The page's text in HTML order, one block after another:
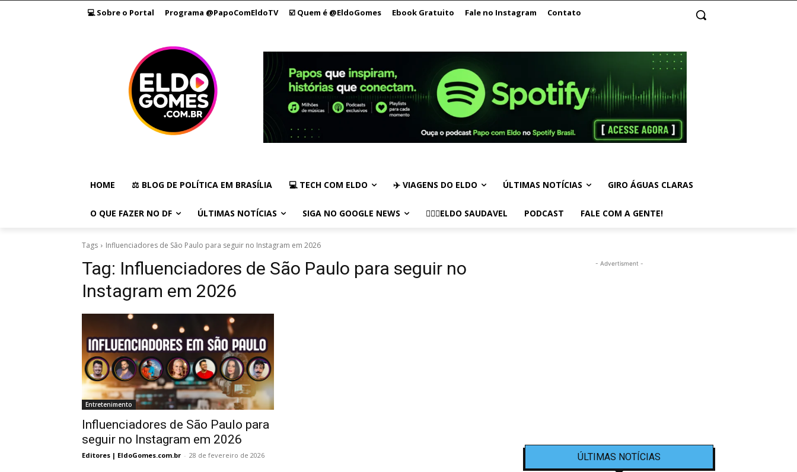
💻 Sobre o Portal Programa @PapoComEldoTV ☑️ Quem é @EldoGomes Ebook Gratuito Fale no Instagram Contato
HOME ⚖️ BLOG DE POLÍTICA EM BRASÍLIA 💻 TECH COM ELDO ✈️ VIAGENS DO ELDO ÚLTIMAS NOTÍCIAS GIRO ÁGUAS CLARAS
O QUE FAZER NO DF ÚLTIMAS NOTÍCIAS SIGA NO GOOGLE NEWS 🏃🏻‍♂️ELDO SAUDAVEL PODCAST FALE COM A GENTE!
Tags Influenciadores de São Paulo para seguir no Instagram em 2026
Tag: Influenciadores de São Paulo para seguir no
Instagram em 2026
Entretenimento
Influenciadores de São Paulo para
seguir no Instagram em 2026
Editores | EldoGomes.com.br - 28 de fevereiro de 2026
- Advertisment -
ÚLTIMAS NOTÍCIAS